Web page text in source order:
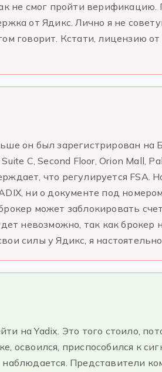
не смог пройти
от Ядикс. Лично я не
говорит. Кстати, лицензию
он был зарегистрирован на
C, Second Floor, Orion Mall,
что регулируется FSA.
ни о документе под
может заблокировать
невозможно, так как
силы у Ядикс, я
на Yadix. Это того стоило,
освоился, приспособился к
Представители